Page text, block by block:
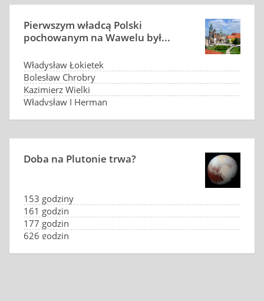
Pierwszym władcą Polski
pochowanym na Wawelu był...
Władysław Łokietek
Bolesław Chrobry
Kazimierz Wielki
Władysław I Herman
Doba na Plutonie trwa?
153 godziny
161 godzin
177 godzin
626 godzin